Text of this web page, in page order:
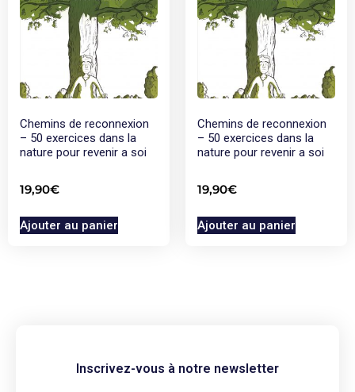
Chemins de reconnexion
– 50 exercices dans la
nature pour revenir a soi
19,90€
Ajouter au panier
Chemins de reconnexion
– 50 exercices dans la
nature pour revenir a soi
19,90€
Ajouter au panier
Inscrivez-vous à notre newsletter